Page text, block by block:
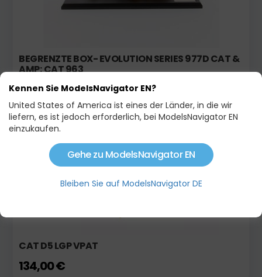
BEGRENZTE BOX- EVOLUTION SERIES 977D CAT &
AMP; CAT 963
176,00 €
Auf Lager
CAT D5 LGP VPAT
134,00 €
Kennen Sie ModelsNavigator EN?
United States of America ist eines der Länder, in die wir
liefern, es ist jedoch erforderlich, bei ModelsNavigator EN
einzukaufen.
Gehe zu ModelsNavigator EN
Bleiben Sie auf ModelsNavigator DE